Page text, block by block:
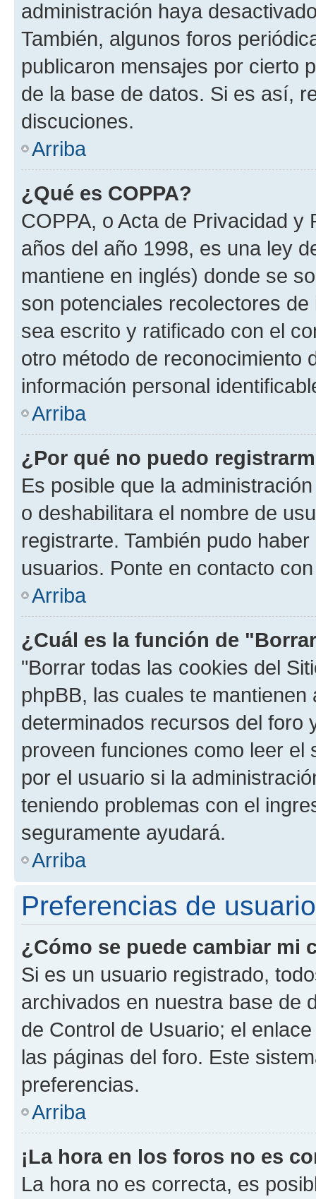
administración haya
También, algunos foros
publicaron mensajes por cierto
de la base de datos. Si es así,
discuciones.
Arriba
¿Qué es COPPA?
COPPA, o Acta de Privacidad
años del año 1998, es una ley
mantiene en inglés) donde se
son potenciales recolectores
sea escrito y ratificado con el
otro método de reconocimiento
información personal
Arriba
¿Por qué no puedo
Es posible que la
o deshabilitara el nombre de
registrarte. También pudo
usuarios. Ponte en contacto
Arriba
¿Cuál es la función de
"Borrar todas las cookies del
phpBB, las cuales te
determinados recursos del foro
proveen funciones como leer el
por el usuario si la
teniendo problemas con el
seguramente ayudará.
Arriba
Preferencias de
¿Cómo se puede cambiar mi
Si es un usuario registrado,
archivados en nuestra base de
de Control de Usuario; el
las páginas del foro. Este
preferencias.
Arriba
¡La hora en los foros no es
La hora no es correcta, es